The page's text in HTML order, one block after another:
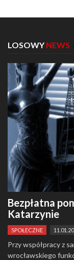
LOSOWY NEWS
Bezpłatna
Katarzynie
SPOŁECZNE
Przy współpracy z
wrocławskiego